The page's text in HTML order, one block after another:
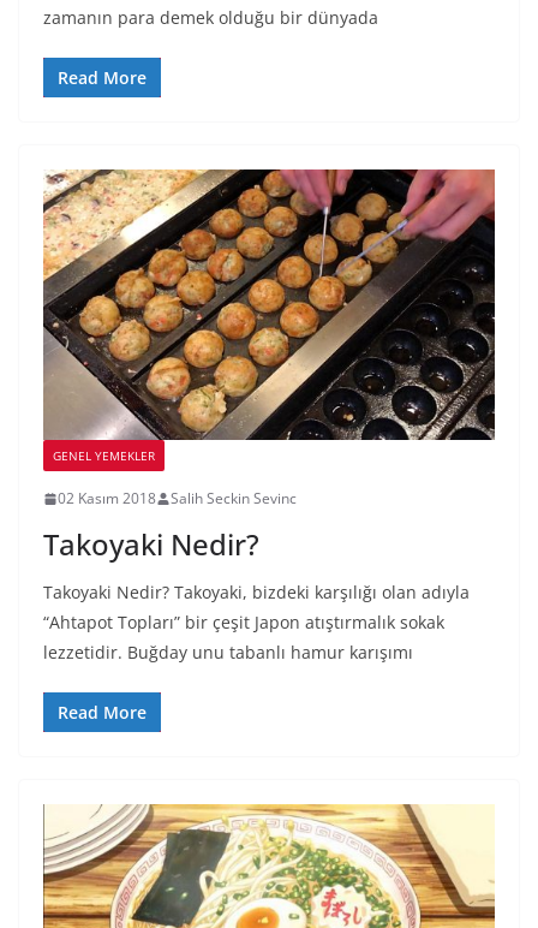
zamanın para demek olduğu bir dünyada
Read More
GENEL YEMEKLER
02 Kasım 2018 Salih Seckin Sevinc
Takoyaki Nedir?
Takoyaki Nedir? Takoyaki, bizdeki karşılığı olan adıyla
“Ahtapot Topları” bir çeşit Japon atıştırmalık sokak
lezzetidir. Buğday unu tabanlı hamur karışımı
Read More